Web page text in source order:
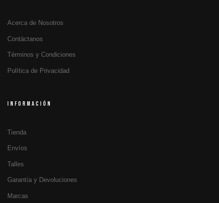
Acerca de Nosotros
Contáctanos
Términos y Condiciones
Política de Privacidad
INFORMACIÓN
Tienda
Envíos
Talles
Garantía y Devoluciones
Marcas